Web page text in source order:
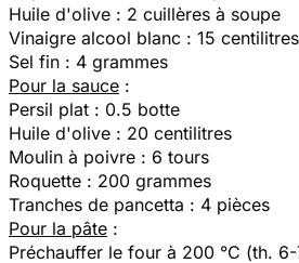
Huile d'olive : 2 cuillères à soupe
Vinaigre alcool blanc : 15 centilitres
Sel fin : 4 grammes
Pour la sauce :
Persil plat : 0.5 botte
Huile d'olive : 20 centilitres
Moulin à poivre : 6 tours
Roquette : 200 grammes
Tranches de pancetta : 4 pièces
Pour la pâte :
Préchauffer le four à 200 °C (th.